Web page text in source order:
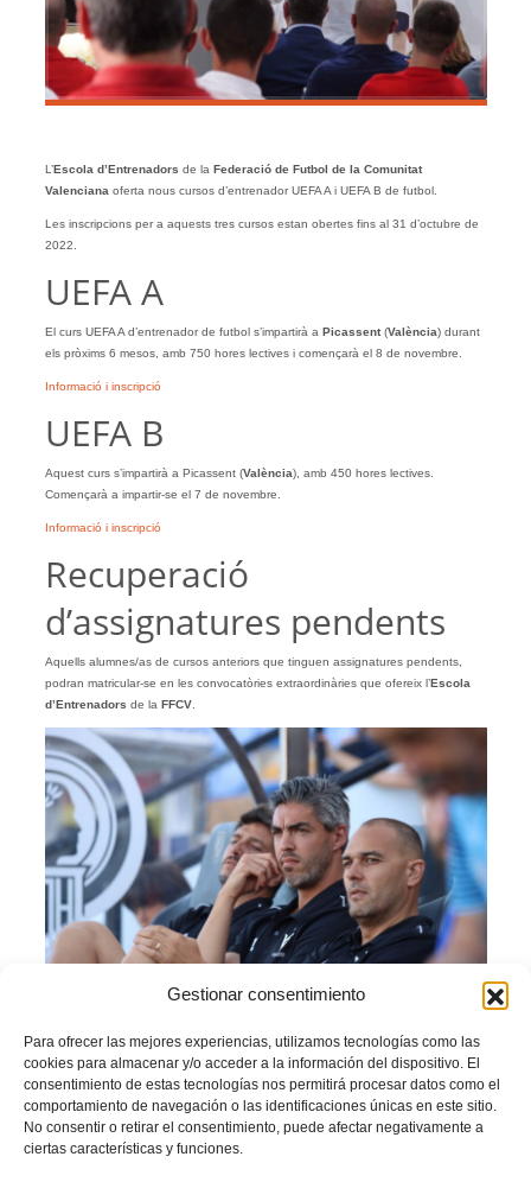
Gestionar consentimiento
Para ofrecer las mejores experiencias, utilizamos tecnologías como las
cookies para almacenar y/o acceder a la información del dispositivo. El
consentimiento de estas tecnologías nos permitirá procesar datos como el
comportamiento de navegación o las identificaciones únicas en este sitio.
No consentir o retirar el consentimiento, puede afectar negativamente a
ciertas características y funciones.
L’Escola d’Entrenadors de la Federació de Futbol de la Comunitat
Valenciana oferta nous cursos d’entrenador UEFA A i UEFA B de futbol.
Les inscripcions per a aquests tres cursos estan obertes fins al 31 d’octubre de
2022.
UEFA A
El curs UEFA A d’entrenador de futbol s’impartirà a Picassent(València) durant
els pròxims 6 mesos, amb 750 hores lectives i començarà el 8 de novembre.
Informació i inscripció
UEFA B
Aquest curs s’impartirà a Picassent (València), amb 450 hores lectives.
Començarà a impartir-se el 7 de novembre.
Informació i inscripció
Recuperació
d’assignatures pendents
Aquells alumnes/as de cursos anteriors que tinguen assignatures pendents,
podran matricular-se en les convocatòries extraordinàries que ofereix l’Escola
d’Entrenadors de la FFCV.
TOTA LA INFORMACIÓ
En atenció al que es preveu en la Disposició Addicional Octava del Reial Decret
1363/2007, la Real Federació Espanyola de Futbol manifesta que tota la
formació descrita en els apartats anteriors té un reconeixement únic i exclusiu de
la UEFA (en el marc de la Convenció de la UEFA sobre Titulacions Tècniques)